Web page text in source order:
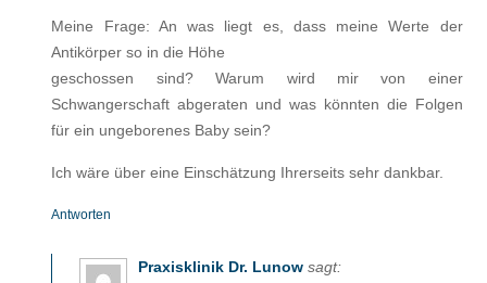
Meine Frage: An was liegt es, dass meine Werte der
Antikörper so in die Höhe
geschossen sind? Warum wird mir von einer
Schwangerschaft abgeraten und was könnten die Folgen
für ein ungeborenes Baby sein?
Ich wäre über eine Einschätzung Ihrerseits sehr dankbar.
Antworten
Praxisklinik Dr. Lunow sagt: